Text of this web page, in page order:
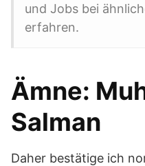
und Jobs bei
erfahren.
Ämne:
Salman
Daher bestätige ich